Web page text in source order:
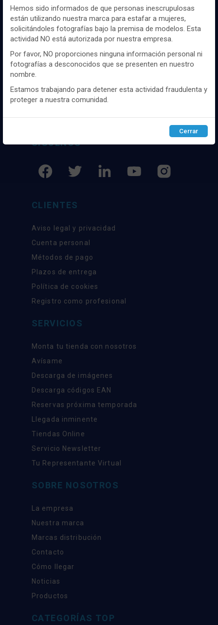
Distribuidor y mayorista textil de las mejores
marcaas de ropa y complementos del
mercado, marcas tanto nacionales como
internacionales. Más de 25 años de
SÍGUENOS
CLIENTES
Aviso legal y privacidad
Cuenta personal
Métodos de pago
Plazos de entrega
Política de cookies
Registro como profesional
SERVICIOS
Monta tu tienda con nosotros
Avísame
Descarga de imágenes
Descarga códigos EAN
Reservas próxima temporada
Llegada inminente
Tiendas Online
Servicio Newsletter
Tu Representante Virtual
SOBRE NOSOTROS
La empresa
Nuestra marca
Marcas distribución
Contacto
Cómo llegar
Noticias
Productos
CATEGORÍAS TOP
persistentes, para hacer funcionar de manera segura nuestra
página web y personalizar su contenido.
Igualmente, utilizamos cookies para medir y obtener datos de
la navegación que realizas y para ajustar el contenido a tus
gustos y preferencias.
Puedesconfigurary aceptar el uso de cookies a tu gusto.
Para obtener más información visita nuestra
cookies .
Configurar Rechazar ACEPTAR
Hemos sido informados de que personas inescrupulosas
están utilizando nuestra marca para estafar a mujeres,
solicitándoles fotografías bajo la premisa de modelos. Esta
actividad NO está autorizada por nuestra empresa.
Por favor, NO proporciones ninguna información personal ni
fotografías a desconocidos que se presenten en nuestro
nombre.
Estamos trabajando para detener esta actividad fraudulenta y
proteger a nuestra comunidad.
Cerrar